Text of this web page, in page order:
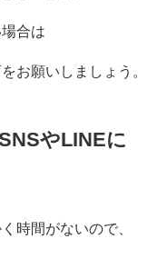
合は
お願いしましょう。
やLINEに
時間がないので、